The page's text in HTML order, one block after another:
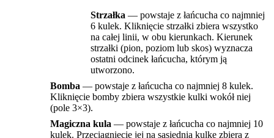
Strzałka — powstaje z łańcucha co najmniej
6 kulek. Kliknięcie strzałki zbiera wszystko
na całej linii, w obu kierunkach. Kierunek
strzałki (pion, poziom lub skos) wyznacza
ostatni odcinek łańcucha, którym ją
utworzono.
Bomba — powstaje z łańcucha co najmniej 8 kulek.
Kliknięcie bomby zbiera wszystkie kulki wokół niej
(pole 3×3).
Magiczna kula — powstaje z łańcucha co najmniej 10
kulek. Przeciągnięcie jej na sąsiednią kulkę zbiera z